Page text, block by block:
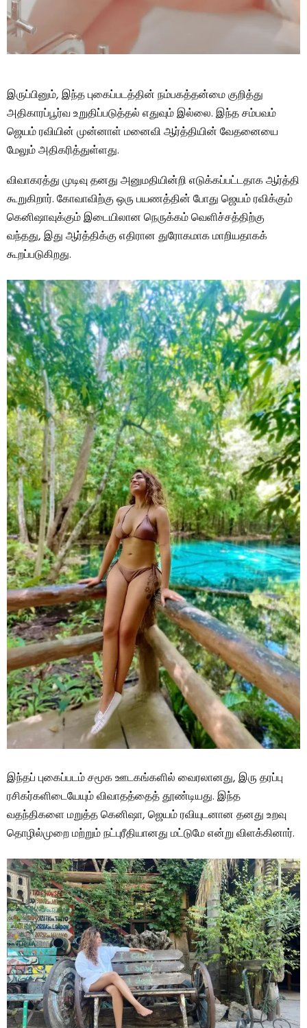
இருப்பினும், இந்த புகைப்படத்தின் நம்பகத்தன்மை குறித்து
அதிகாரப்பூர்வ உறுதிப்படுத்தல் எதுவும் இல்லை. இந்த சம்பவம்
ஜெயம் ரவியின் முன்னாள் மனைவி ஆர்த்தியின் வேதனையை
மேலும் அதிகரித்துள்ளது.
விவாகரத்து முடிவு தனது அனுமதியின்றி எடுக்கப்பட்டதாக ஆர்த்தி
கூறுகிறார். கோவாவிற்கு ஒரு பயணத்தின் போது ஜெயம் ரவிக்கும்
கெனிஷாவுக்கும் இடையிலான நெருக்கம் வெளிச்சத்திற்கு
வந்தது, இது ஆர்த்திக்கு எதிரான துரோகமாக மாறியதாகக்
கூறப்படுகிறது.
இந்தப் புகைப்படம் சமூக ஊடகங்களில் வைரலானது, இரு தரப்பு
ரசிகர்களிடையேயும் விவாதத்தைத் தூண்டியது. இந்த
வதந்திகளை மறுத்த கெனிஷா, ஜெயம் ரவியுடனான தனது உறவு
தொழில்முறை மற்றும் நட்புரீதியானது மட்டுமே என்று விளக்கினார்.